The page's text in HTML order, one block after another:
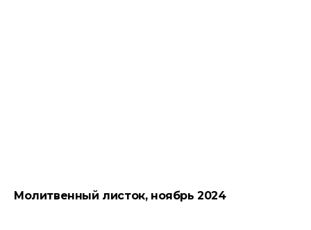
Молитвенный листок, ноябрь 2024